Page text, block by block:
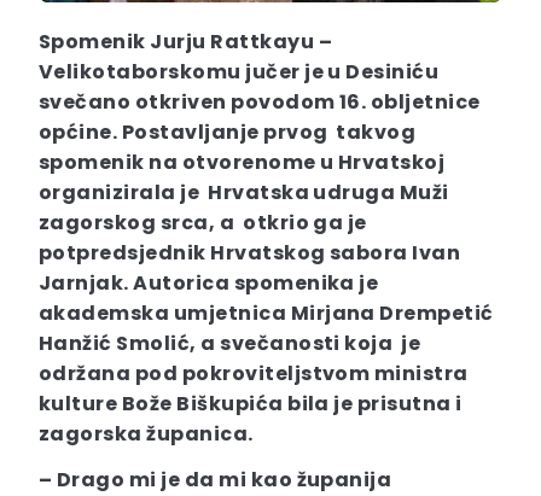
Spomenik Jurju Rattkayu –
Velikotaborskomu jučer je u Desiniću
svečano otkriven povodom 16. obljetnice
općine. Postavljanje prvog takvog
spomenik na otvorenome u Hrvatskoj
organizirala je Hrvatska udruga Muži
zagorskog srca, a otkrio ga je
potpredsjednik Hrvatskog sabora Ivan
Jarnjak. Autorica spomenika je
akademska umjetnica Mirjana Drempetić
Hanžić Smolić, a svečanosti koja je
održana pod pokroviteljstvom ministra
kulture Bože Biškupića bila je prisutna i
zagorska županica.
– Drago mi je da mi kao županija